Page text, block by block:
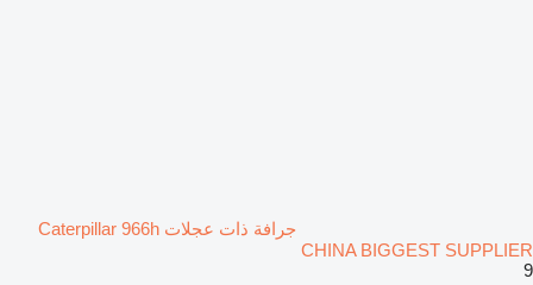
جرافة ذات عجلات Caterpillar 966h
CHINA BIGGEST SUPPLIER
9